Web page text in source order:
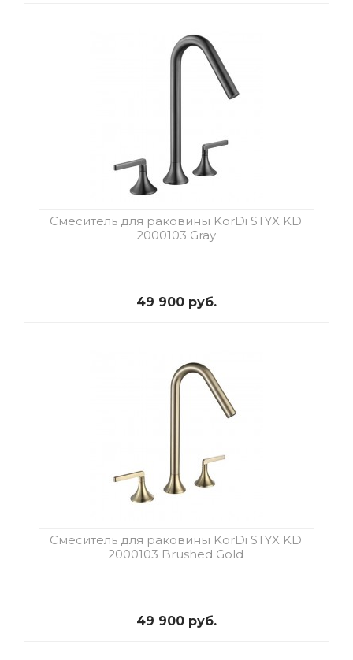
Смеситель для раковины KorDi STYX KD
2000103 Gray
49 900 руб.
Смеситель для раковины KorDi STYX KD
2000103 Brushed Gold
49 900 руб.